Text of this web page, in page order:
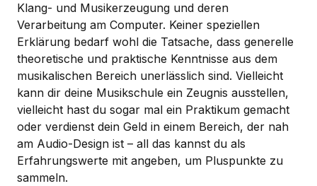
Klang- und Musikerzeugung und deren
Verarbeitung am Computer. Keiner speziellen
Erklärung bedarf wohl die Tatsache, dass generelle
theoretische und praktische Kenntnisse aus dem
musikalischen Bereich unerlässlich sind. Vielleicht
kann dir deine Musikschule ein Zeugnis ausstellen,
vielleicht hast du sogar mal ein Praktikum gemacht
oder verdienst dein Geld in einem Bereich, der nah
am Audio-Design ist – all das kannst du als
Erfahrungswerte mit angeben, um Pluspunkte zu
sammeln.